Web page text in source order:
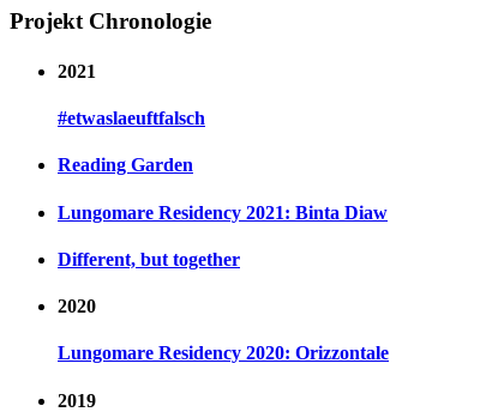
Projekt Chronologie
2021
#etwaslaeuftfalsch
Reading Garden
Lungomare Residency 2021: Binta Diaw
Different, but together
2020
Lungomare Residency 2020: Orizzontale
2019